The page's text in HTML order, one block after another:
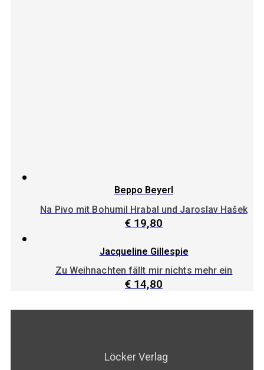
Beppo Beyerl
Na Pivo mit Bohumil Hrabal und Jaroslav Hašek
€ 19,80
Jacqueline Gillespie
Zu Weihnachten fällt mir nichts mehr ein
€ 14,80
Löcker Verlag